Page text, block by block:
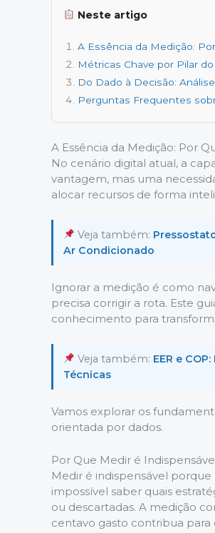
Neste artigo
A Essência da Medição:
Métricas Chave por Pilar
Do Dado à Decisão:
Perguntas Frequentes
A Essência da Medição: Por
No cenário digital atual, a
vantagem, mas uma
alocar recursos de forma
Veja também:
Ar Condicionado
Ignorar a medição é como
precisa corrigir a rota. Este
conhecimento para
Veja também: EER e
Técnicas
Vamos explorar os
orientada por dados.
Por Que Medir é
Medir é indispensável
impossível saber quais
ou descartadas. A medição
centavo gasto contribua para